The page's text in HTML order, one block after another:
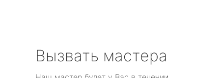
Вызвать мастера